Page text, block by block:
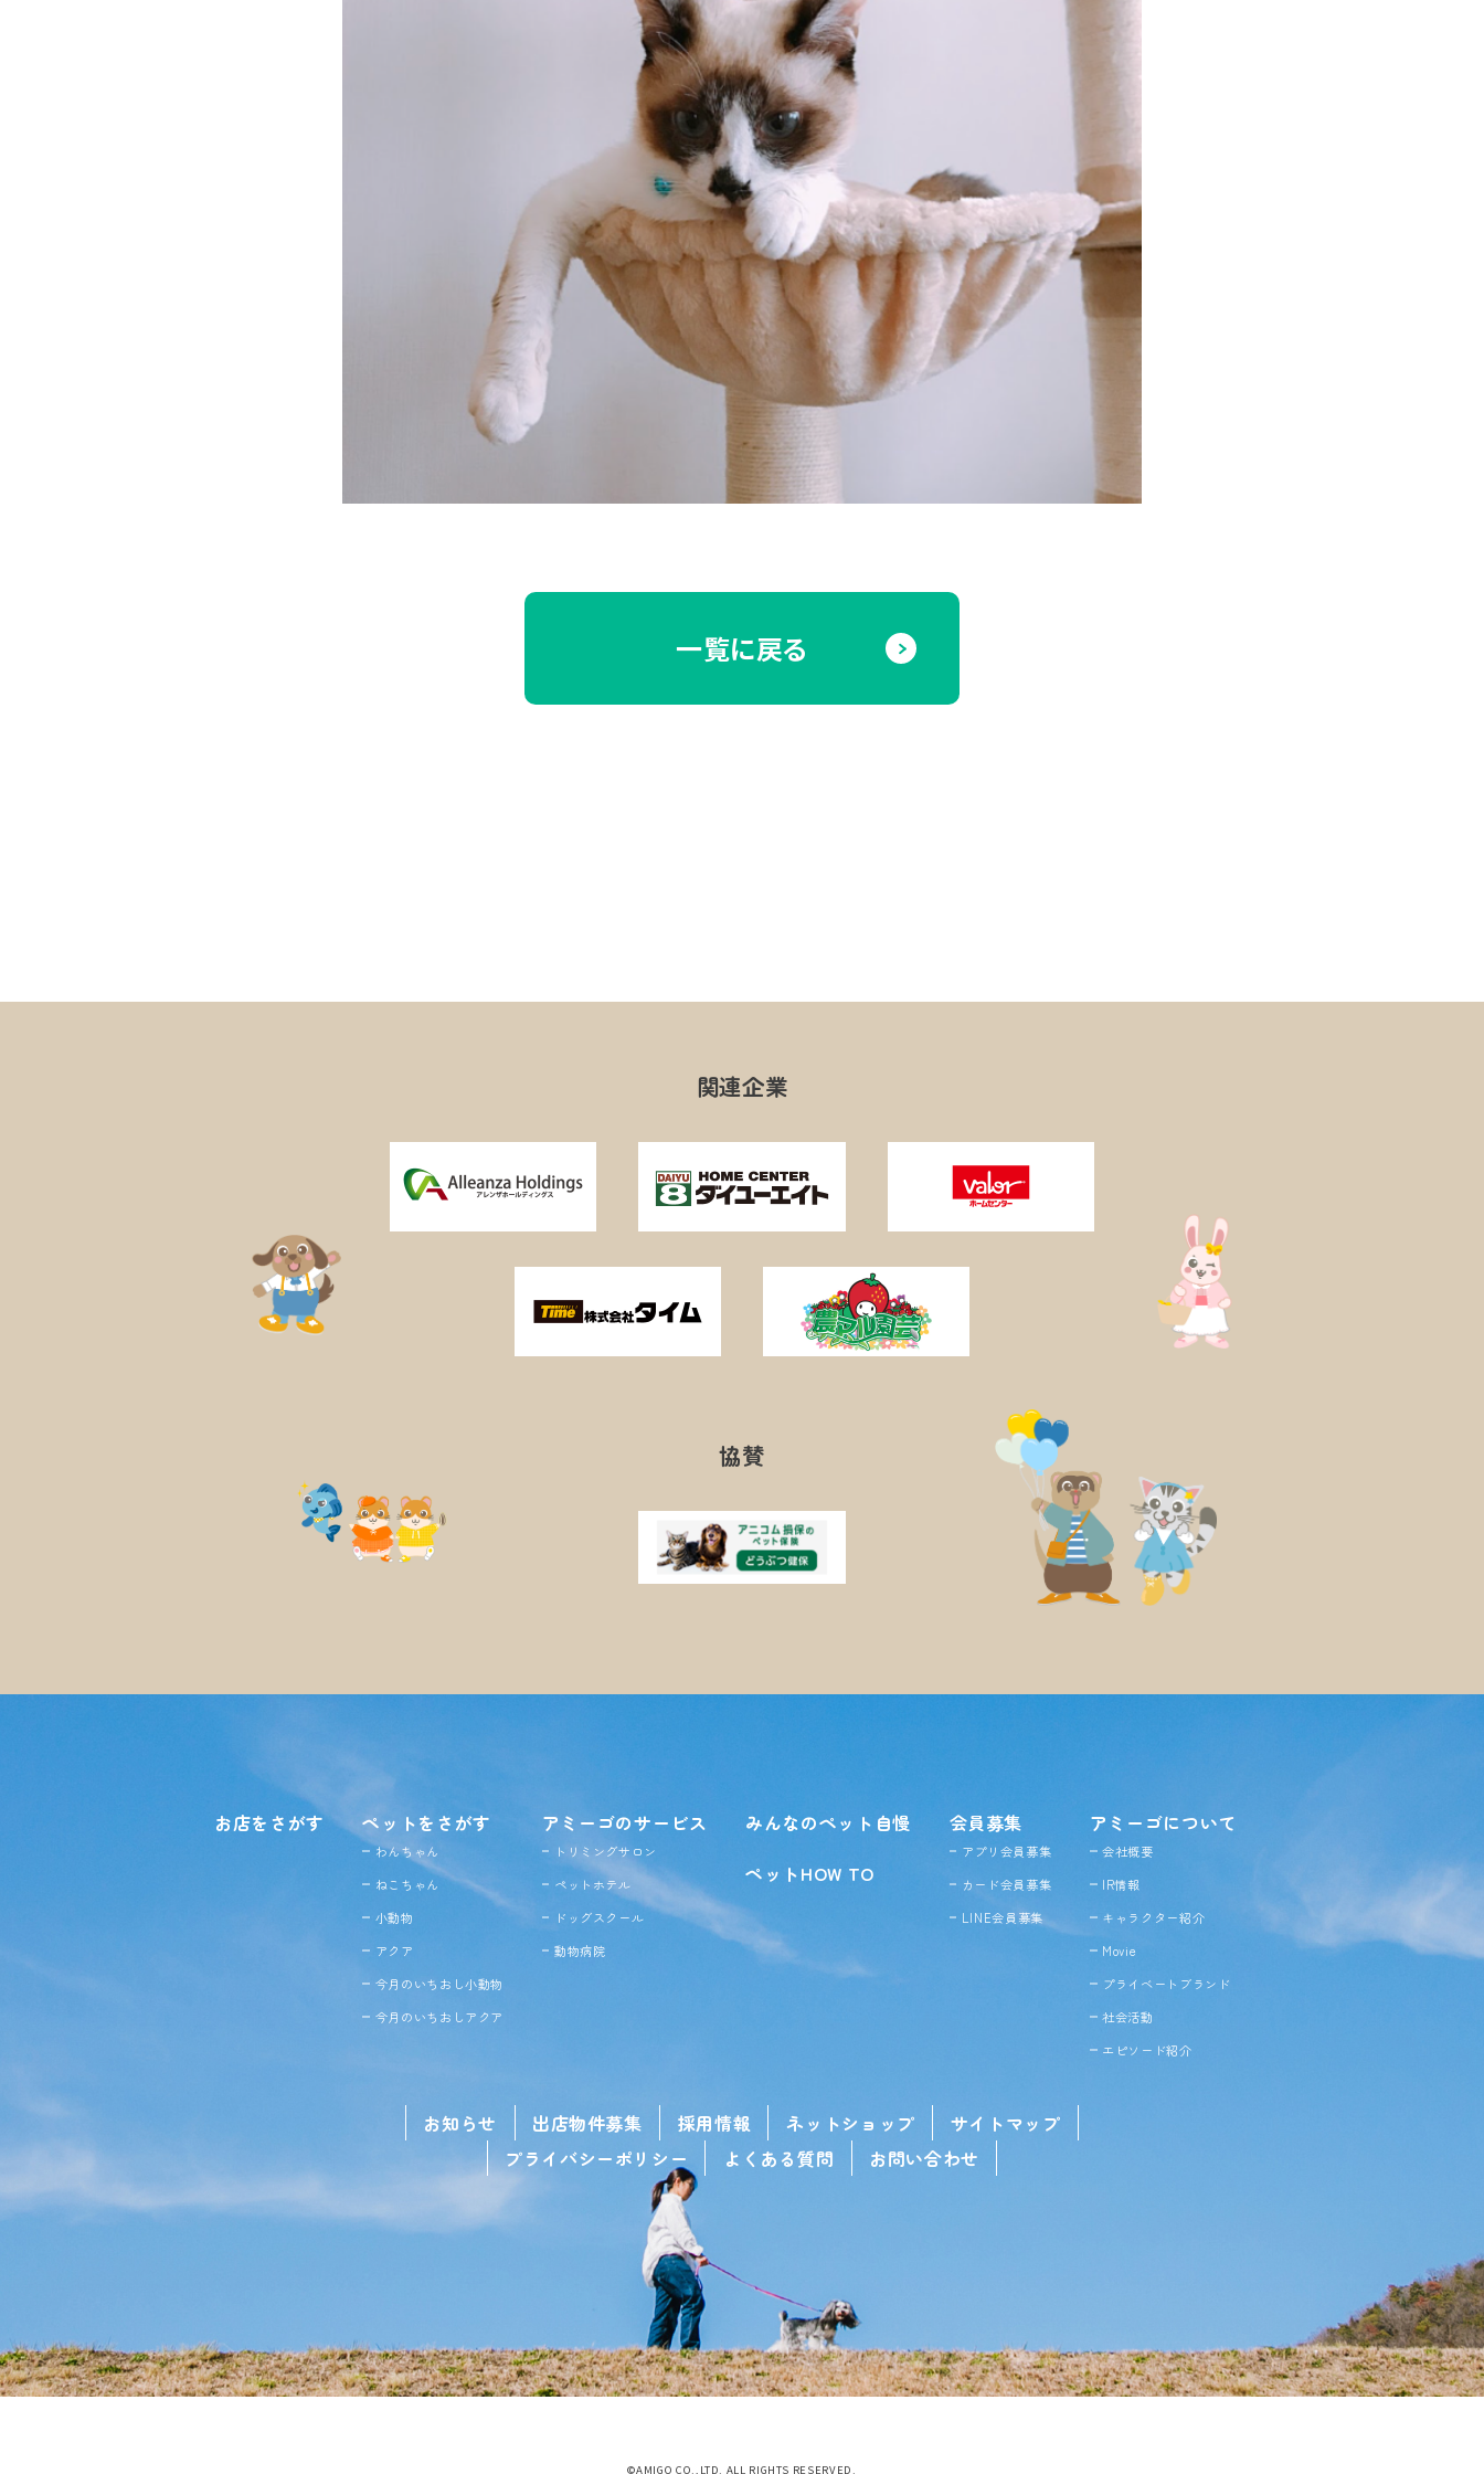
一覧に戻る
関連企業
協賛
お店をさがす ペットをさがす
わんちゃん
ねこちゃん
小動物
アクア
今月のいちおし小動物
今月のいちおしアクア
アミーゴのサービス
トリミングサロン
ペットホテル
ドッグスクール
動物病院
みんなのペット自慢
ペットHOW TO
会員募集
アプリ会員募集
カード会員募集
LINE会員募集
アミーゴについて
会社概要
IR情報
キャラクター紹介
Movie
プライベートブランド
社会活動
エピソード紹介
お知らせ 出店物件募集 採用情報 ネットショップ
サイトマップ
プライバシーポリシー
よくある質問 お問い合わせ
©AMIGO CO.,LTD. ALL RIGHTS RESERVED.